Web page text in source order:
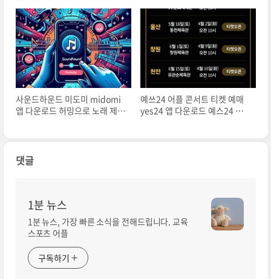
사운드하운드 미도미 midomi
앱 다운로드 허밍으로 노래 제목
예쓰24 어플 콘서트 티켓 예매
yes24 앱 다운로드 예스24 설
댓글
1분 뉴스
1분 뉴스, 가장 빠른 소식을 전해드립니다. 교육
스포츠 어플
구독하기